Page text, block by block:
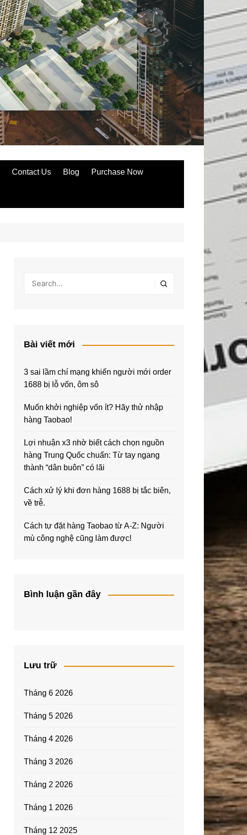
Contact Us Blog Purchase Now
Bài viết mới
3 sai lầm chí mạng khiến người mới order
1688 bị lỗ vốn, ôm sô
Muốn khởi nghiệp vốn ít? Hãy thử nhập
hàng Taobao!
Lợi nhuận x3 nhờ biết cách chọn nguồn
hàng Trung Quốc chuẩn: Từ tay ngang
thành “dân buôn” có lãi
Cách xử lý khi đơn hàng 1688 bị tắc biên,
về trễ.
Cách tự đặt hàng Taobao từ A-Z: Người
mù công nghệ cũng làm được!
Bình luận gần đây
Lưu trữ
Tháng 6 2026
Tháng 5 2026
Tháng 4 2026
Tháng 3 2026
Tháng 2 2026
Tháng 1 2026
Tháng 12 2025